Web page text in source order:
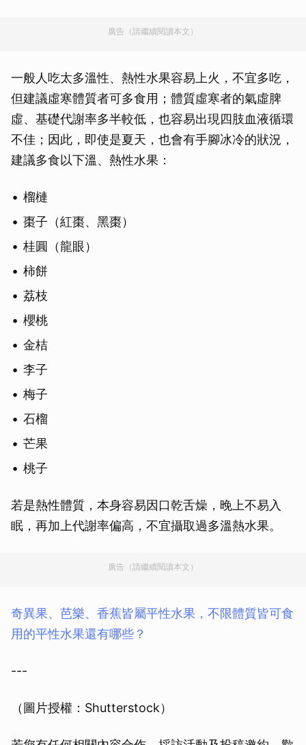
廣告（請繼續閱讀本文）
一般人吃太多溫性、熱性水果容易上火，不宜多吃，
但建議虛寒體質者可多食用；體質虛寒者的氣虛脾
虛、基礎代謝率多半較低，也容易出現四肢血液循環
不佳；因此，即使是夏天，也會有手腳冰冷的狀況，
建議多食以下溫、熱性水果：
榴槤
棗子（紅棗、黑棗）
桂圓（龍眼）
柿餅
荔枝
櫻桃
金桔
李子
梅子
石榴
芒果
桃子
若是熱性體質，本身容易因口乾舌燥，晚上不易入
眠，再加上代謝率偏高，不宜攝取過多溫熱水果。
廣告（請繼續閱讀本文）
奇異果、芭樂、香蕉皆屬平性水果，不限體質皆可食
用的平性水果還有哪些？
---
（圖片授權：Shutterstock）